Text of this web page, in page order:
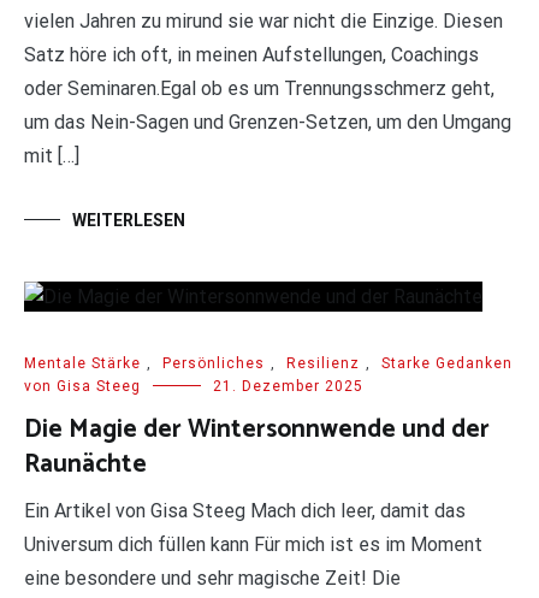
vielen Jahren zu mirund sie war nicht die Einzige. Diesen
Satz höre ich oft, in meinen Aufstellungen, Coachings
oder Seminaren.Egal ob es um Trennungsschmerz geht,
um das Nein-Sagen und Grenzen-Setzen, um den Umgang
mit […]
WEITERLESEN
Mentale Stärke Persönliches Resilienz
Starke Gedanken
von Gisa Steeg
21. Dezember 2025
Die Magie der Wintersonnwende und der
Raunächte
Ein Artikel von Gisa Steeg Mach dich leer, damit das
Universum dich füllen kann Für mich ist es im Moment
eine besondere und sehr magische Zeit! Die